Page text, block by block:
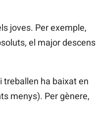
joves. Per exemple,
el major descens
treballen ha baixat en
menys). Per gènere,